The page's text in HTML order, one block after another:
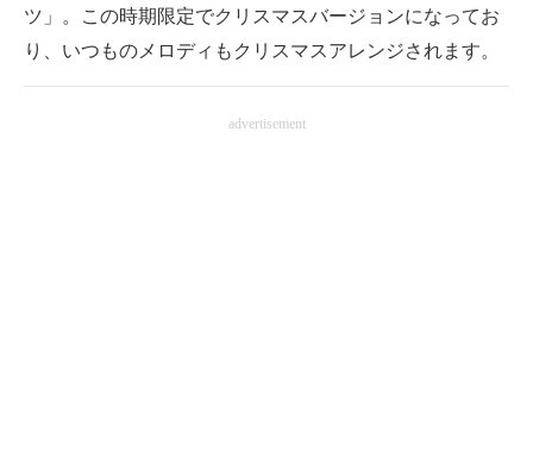
ツ」。この時期限定でクリスマスバージョンになってお
り、いつものメロディもクリスマスアレンジされます。
advertisement